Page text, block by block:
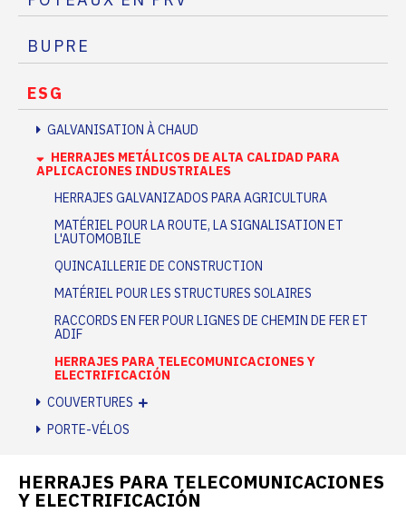
BUPRE
ESG
GALVANISATION À CHAUD
HERRAJES METÁLICOS DE ALTA CALIDAD PARA
APLICACIONES INDUSTRIALES
HERRAJES GALVANIZADOS PARA AGRICULTURA
MATÉRIEL POUR LA ROUTE, LA SIGNALISATION ET
L'AUTOMOBILE
QUINCAILLERIE DE CONSTRUCTION
MATÉRIEL POUR LES STRUCTURES SOLAIRES
RACCORDS EN FER POUR LIGNES DE CHEMIN DE FER ET
ADIF
HERRAJES PARA TELECOMUNICACIONES Y
ELECTRIFICACIÓN
COUVERTURES
PORTE-VÉLOS
HERRAJES PARA TELECOMUNICACIONES
Y ELECTRIFICACIÓN